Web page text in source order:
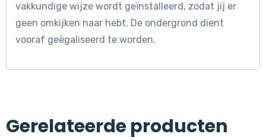
vakkundige wijze wordt geïnstalleerd, zodat jij er
geen omkijken naar hebt. De ondergrond dient
vooraf geëgaliseerd te worden.
Gerelateerde producten